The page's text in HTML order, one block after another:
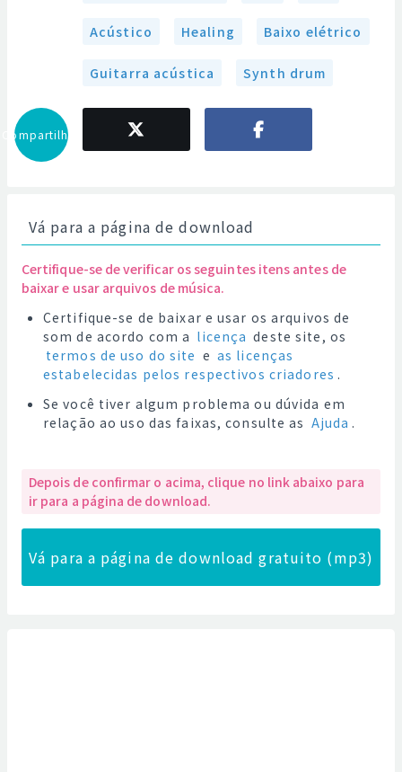
Acústico Healing Baixo elétrico
Guitarra acústica Synth drum
Compartilhar
Vá para a página de download
Certifique-se de verificar os seguintes itens antes de
baixar e usar arquivos de música.
Certifique-se de baixar e usar os arquivos de
som de acordo com a licença deste site, os
termos de uso do site e as licenças
estabelecidas pelos respectivos criadores .
Se você tiver algum problema ou dúvida em
relação ao uso das faixas, consulte as Ajuda .
Depois de confirmar o acima, clique no link abaixo para
ir para a página de download.
Vá para a página de download gratuito (mp3)